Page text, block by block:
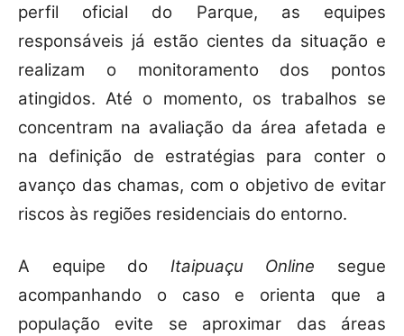
perfil oficial do Parque, as equipes
responsáveis já estão cientes da situação e
realizam o monitoramento dos pontos
atingidos. Até o momento, os trabalhos se
concentram na avaliação da área afetada e
na definição de estratégias para conter o
avanço das chamas, com o objetivo de evitar
riscos às regiões residenciais do entorno.
A equipe do Itaipuaçu Online segue
acompanhando o caso e orienta que a
população evite se aproximar das áreas